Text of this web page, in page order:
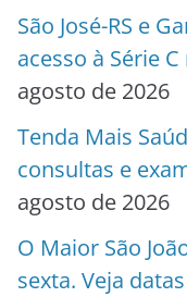
São José-RS e
acesso à Série
agosto de 2026
Tenda Mais
consultas e
agosto de 2026
O Maior São
sexta. Veja